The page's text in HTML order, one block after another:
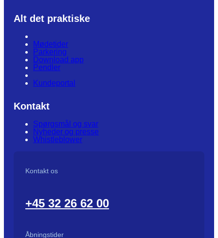
Alt det praktiske
Mødetider
Parkering
Download app
Pendler
Kundeportal
Kontakt
Spørgsmål og svar
Nyheder og presse
Whistleblower
Kontakt os
+45 32 26 62 00
Åbningstider